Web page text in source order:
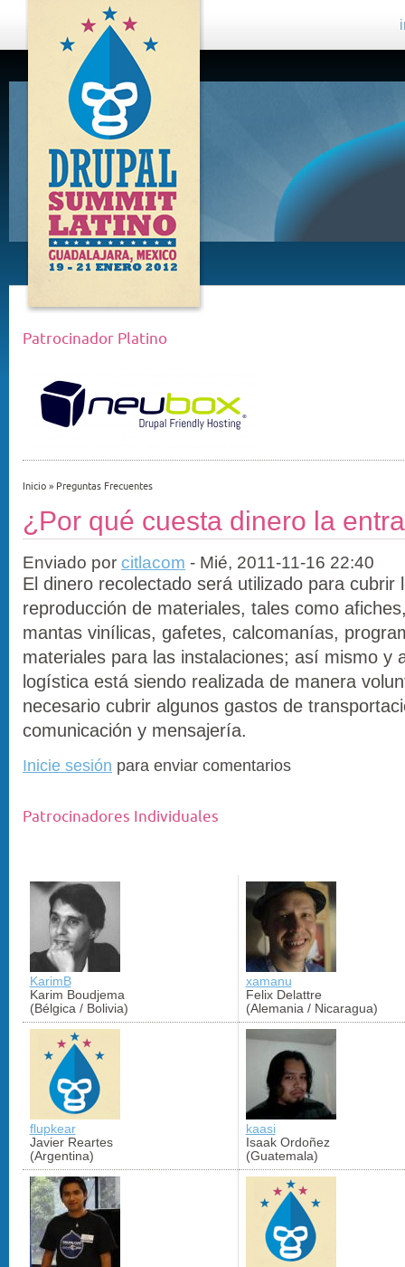
DRUPAL
SUMMIT
LATINO,
GUADALAJARA
2012
Patrocinador Platino
Inicio » Preguntas Frecuentes
¿Por qué cuesta dinero la
Enviado por citlacom - Mié, 2011-11-16 22:40
El dinero recolectado será utilizado para cubrir
reproducción de materiales, tales como
mantas vinílicas, gafetes, calcomanías,
materiales para las instalaciones; así mismo y
logística está siendo realizada de manera
necesario cubrir algunos gastos de
comunicación y mensajería.
Inicie sesión para enviar comentarios
Patrocinadores Individuales
KarimB
Karim Boudjema
(Bélgica / Bolivia)
xamanu
Felix Delattre
(Alemania / Nicaragua)
flupkear
Javier Reartes
(Argentina)
kaasi
Isaak Ordoñez
(Guatemala)